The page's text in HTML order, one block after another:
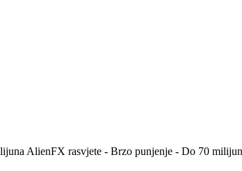
AlienFX rasvjete - Brzo punjenje - Do 70